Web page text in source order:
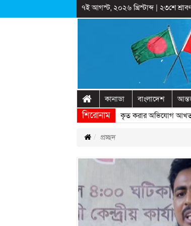
৭ই আগস্ট, ২০২৬ খ্রিস্টাব্দ| ২৩শে
কানাডা বাংলাদেশ
শিরোনাম
রাষ্ট্রীয় অনুষ্ঠানের প্রামাণ্যচিত্রে ইতিহাস বিকৃত করার অভিযোগ
প্রচ্ছদ